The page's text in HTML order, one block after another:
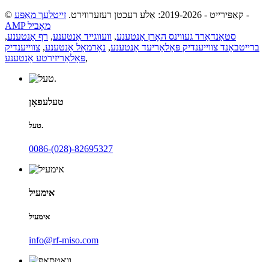
© קאַפּירייט - 2019-2026: אַלע רעכטן רעזערווירט.
זייטלעך מאַפּע
-
AMP מאָביל
סטאַנדאַרד געווינס האָרן אַנטענע, וועווגייד אַנטענע, רף אַנטענע,
ברייטבאַנד צווייענדיק פּאָלאַריעד אַנטענע, נאָרמאַל אַנטענע, צווייענדיק
פּאָלאַריזירטע אַנטענע,
טעלעפאָן
טעל.
0086-(028)-82695327
אימעיל
אימעיל
info@rf-miso.com